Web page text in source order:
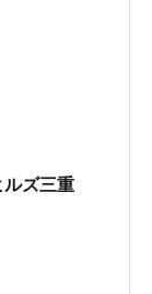
ルズ三重